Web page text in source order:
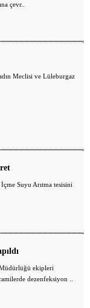
çevr..
Meclisi ve Lüleburgaz
Suyu Arıtma tesisini
ekipleri
dezenfeksiyon ..